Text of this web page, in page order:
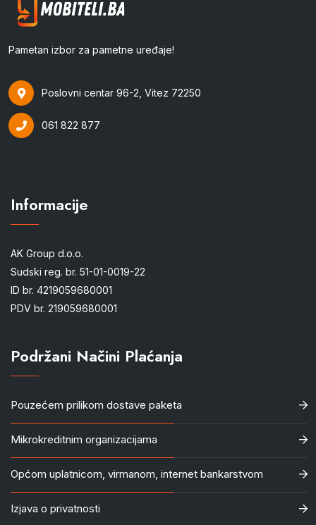
Pametan izbor za pametne uređaje!
Poslovni centar 96-2, Vitez 72250
061 822 877
Informacije
AK Group d.o.o.
Sudski reg. br. 51-01-0019-22
ID br. 4219059680001
PDV br. 219059680001
Podržani Načini Plaćanja
Pouzećem prilikom dostave paketa
Mikrokreditnim organizacijama
Općom uplatnicom, virmanom, internet bankarstvom
Izjava o privatnosti